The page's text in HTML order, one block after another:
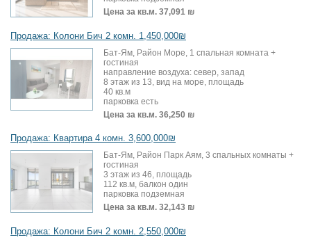
Цена за кв.м. 37,091 ₪
Продажа: Колони Бич 2 комн. 1,450,000₪
Бат-Ям, Район Море, 1 спальная комната +
гостиная
направление воздуха: север, запад
8 этаж из 13, вид на море, площадь
40 кв.м
парковка есть
Цена за кв.м. 36,250 ₪
Продажа: Квартира 4 комн. 3,600,000₪
Бат-Ям, Район Парк Аям, 3 спальных комнаты +
гостиная
3 этаж из 46, площадь
112 кв.м, балкон один
парковка подземная
Цена за кв.м. 32,143 ₪
Продажа: Колони Бич 2 комн. 2,550,000₪